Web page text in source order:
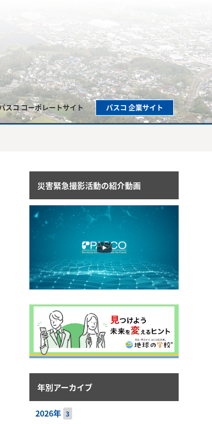
スコ コーポレートサイト パスコ 企業サイト
災害緊急撮影活動の紹介動画
年別アーカイブ
2026年 3